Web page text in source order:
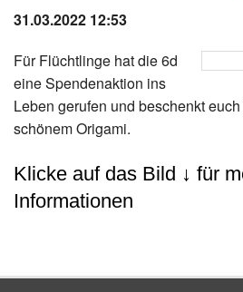
31.03.2022 12:53
Für Flüchtlinge hat die 6d
eine Spendenaktion ins
Leben gerufen und beschenkt
schönem Origami.
Klicke auf das Bild ↓ für
Informationen